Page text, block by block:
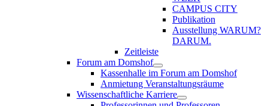
CAMPUS CITY
Publikation
Ausstellung WARUM?
DARUM.
Zeitleiste
Forum am Domshof
Kassenhalle im Forum am Domshof
Anmietung Veranstaltungsräume
Wissenschaftliche Karriere